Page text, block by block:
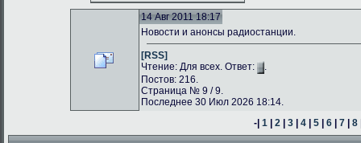
14 Авг 2011 18:17
Новости и анонсы радиостанции.
[RSS]
Чтение: Для всех. Ответ:
.
Постов: 216.
Страница № 9 / 9.
Последнее 30 Июл 2026 18:14.
-|1 |2 |3 |4 |5 |6 |7 |8